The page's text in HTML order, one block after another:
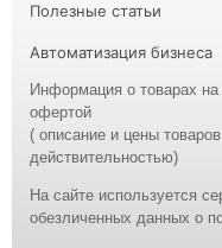
Полезные статьи
Автоматизация бизнеса
Информация о товарах на
офертой
( описание и цены
действительностью)
На сайте используется
обезличенных данных о